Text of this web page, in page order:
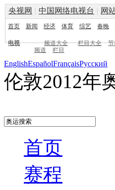
央视网 | 中国网络电视台 | 网
首页 新闻 经济 体育 综艺 春晚
电视 频道大全 栏目大全
频道
栏目
EnglishEspañolFrançaisPусский
伦敦2012年
首页
赛程